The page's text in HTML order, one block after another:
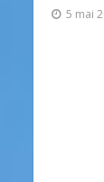
5 mai